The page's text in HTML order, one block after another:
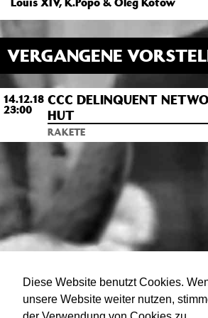
Diese Website benutzt Cookies.
unsere Website weiter nutzen,
VERGANGENE
14.12.18
23:00
CCC DELINQUENT
HUT
RAKETE